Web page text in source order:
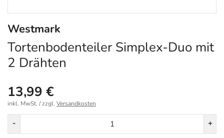
Westmark
Tortenbodenteiler Simplex-Duo mit
2 Drähten
13,99 €
inkl. MwSt. / zzgl. Versandkosten
- +